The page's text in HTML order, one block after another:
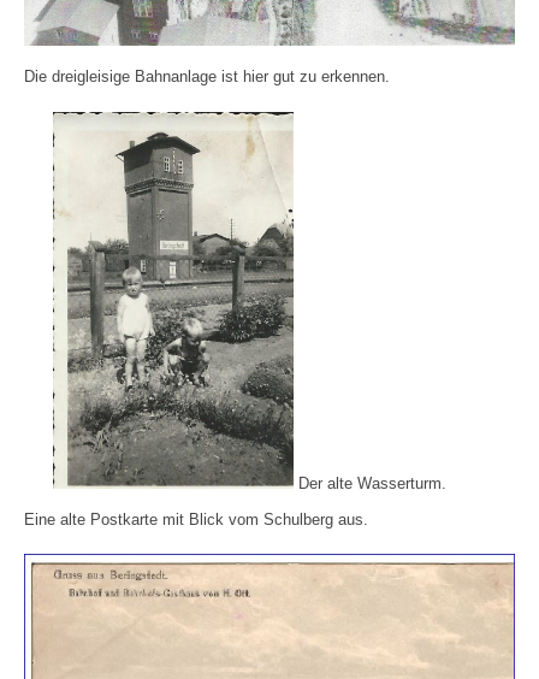
Die dreigleisige Bahnanlage ist hier gut zu erkennen.
Der alte Wasserturm.
Eine alte Postkarte mit Blick vom Schulberg aus.